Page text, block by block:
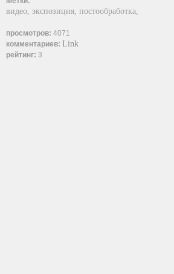
видео, экспозиция, постообработка,
просмотров: 4071
комментариев: Link
рейтинг: 3